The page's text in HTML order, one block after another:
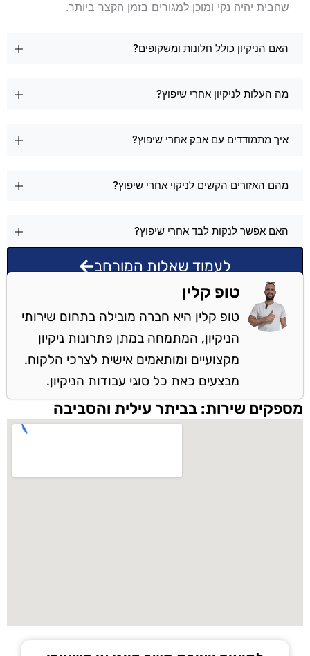
שהבית יהיה נקי ומוכן למגורים בזמן הקצר ביותר.
האם הניקיון כולל חלונות ומשקופים?
מה העלות לניקיון אחרי שיפוץ?
איך מתמודדים עם אבק אחרי שיפוץ?
מהם האזורים הקשים לניקוי אחרי שיפוץ?
האם אפשר לנקות לבד אחרי שיפוץ?
לעמוד שאלות המורחב
טופ קלין
טופ קלין היא חברה מובילה בתחום שירותי
הניקיון, המתמחה במתן פתרונות ניקיון
מקצועיים ומותאמים אישית לצרכי הלקוח.
מבצעים כאת כל סוגי עבודות הניקיון.
מספקים שירות: בביתר עילית והסביבה